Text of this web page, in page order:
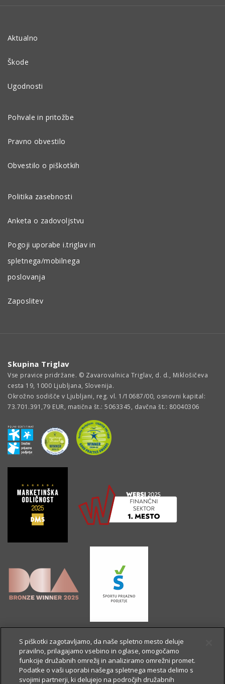
Aktualno
Škode
Ugodnosti
Pohvale in pritožbe
Pravno obvestilo
Obvestilo o piškotkih
Politika zasebnosti
Anketa o zadovoljstvu
Pogoji uporabe i.triglav in
spletnega/mobilnega
poslovanja
Zaposlitev
Skupina Triglav
Vse pravice pridržane. © Zavarovalnica Triglav, d. d., Miklošičeva
cesta 19, 1000 Ljubljana, Slovenija.
Okrožno sodišče v Ljubljani, reg. vl. 1/10687/00, osnovni kapital:
73.701.391,79 EUR, matična št.: 5063345, davčna št.: 80040306
S piškotki zagotavljamo, da naše spletno mesto deluje
pravilno, prilagajamo vsebino in oglase, omogočamo
funkcije družabnih omrežij in analiziramo omrežni promet.
Podatke o vaši uporabi našega spletnega mesta delimo s
svojimi partnerji, ki delujejo na področjih družabnih